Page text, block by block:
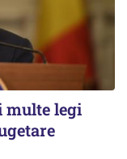
multe legi